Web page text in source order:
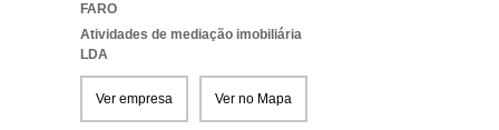
FARO
Atividades de mediação imobiliária
LDA
Ver empresa Ver no Mapa